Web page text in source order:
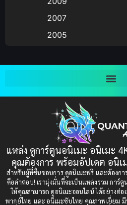
Big tits (นมใหญ่)
Bitch (ผู้หญิงร่าน)
Bondage (ทาส)(1)
(1)
Censored (เซ็นเซอร์)(19)
Comedy (ตลก)(235)
Comedy (ตลก)(85)
2007
2005
1997
1993
1991
1989
1987
1984
แหล่ง ดูการ์ตูนอนิเมะ อนิเมะ
คุณต้องการ พร้อมอัปเดต อนิ
สำหรับผู้ที่ชื่นชอบการ ดูอนิเมะฟรี และต้องกา
คือคำตอบ! เรามุ่งมั่นที่จะเป็นแหล่งรวม การ์
ให้คุณสามารถ ดูอนิเมะออนไลน์ ได้อย่างต่อ
พากย์ไทย และ อนิเมะซับไทย คุณภาพเยี่ยม